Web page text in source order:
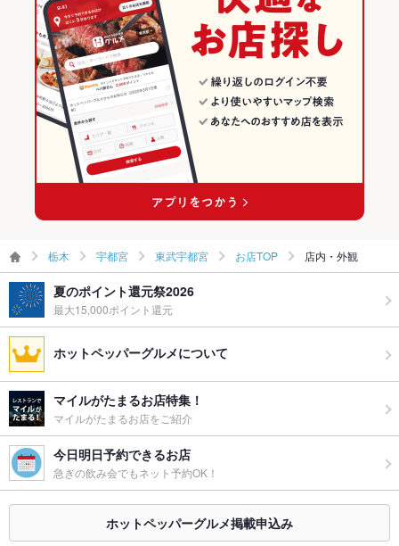
宇都宮駅 × 和風
宇都宮駅 × 海鮮
栃木 × 和風
栃木 × 海鮮
宇都宮の居酒屋ランキング
東武宇都宮のグルメランキング
東武宇都宮の居酒屋ランキング
栃木 宇都宮 東武宇都宮 お店TOP 店内・外観
夏のポイント還元祭2026
最大15,000ポイント還元
ホットペッパーグルメについて
マイルがたまるお店特集！
マイルがたまるお店をご紹介
今日明日予約できるお店
急ぎの飲み会でもネット予約OK！
ホットペッパーグルメ掲載申込み